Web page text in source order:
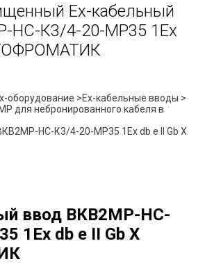
Ех-кабельный
НС-К3/4-20-МР35 1Ex
оборудование >Ex-кабельные вводы >
для небронированного кабеля в
НС-К3/4-20-МР35 1Ex db e II Gb X
ввод ВКВ2МР-НС-
1Ex db e II Gb X